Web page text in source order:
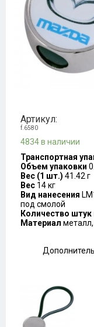
Артикул:
f.6580
4834 в наличии
Транспортная
Объем упаковки
Вес (1 шт.) 41.42 г
Вес 14 кг
Вид нанесения
под смолой
Количество штук
Материал